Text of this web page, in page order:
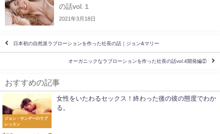
の話vol.１
2021年3月18日
日本初の自然派ラブローションを作った社長の話｜ジョン&マリー
オーガニックなラブローションを作った社長の話vol.4開発編②
おすすめの記事
ジョン・サンデーのラブ
レッスン
女性をいたわるセックス！終わった後の彼の態度でわか
る。